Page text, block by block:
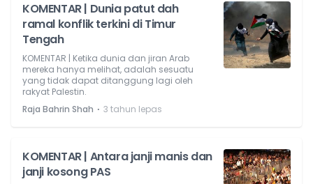
KOMENTAR | Dunia patut dah
ramal konflik terkini di Timur
Tengah
KOMENTAR | Ketika dunia dan jiran Arab
mereka hanya melihat, adalah sesuatu
yang tidak dapat ditanggung lagi oleh
rakyat Palestin.
Raja Bahrin Shah ⋅ 3 tahun lepas
KOMENTAR | Antara janji manis dan
janji kosong PAS